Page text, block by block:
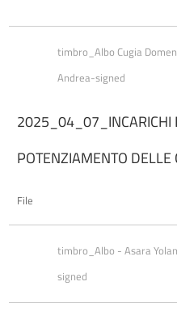
timbro_Albo Cugia
Andrea-signed
2025_04_07_INCARICHI
POTENZIAMENTO
File
timbro_Albo - Asara
signed